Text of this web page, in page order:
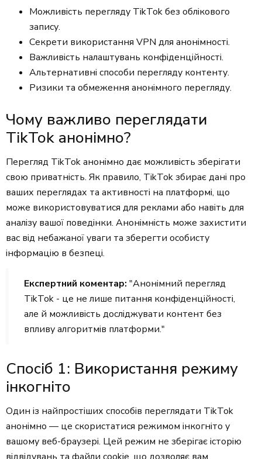
Можливість перегляду TikTok без облікового
запису.
Секрети використання VPN для анонімності.
Важливість налаштувань конфіденційності.
Альтернативні способи перегляду контенту.
Ризики та обмеження анонімного перегляду.
Чому важливо переглядати
TikTok анонімно?
Перегляд TikTok анонімно дає можливість зберігати
свою приватність. Як правило, TikTok збирає дані про
ваших переглядах та активності на платформі, що
може використовуватися для реклами або навіть для
аналізу вашої поведінки. Анонімність може захистити
вас від небажаної уваги та зберегти особисту
інформацію в безпеці.
Експертний коментар: "Анонімний перегляд
TikTok - це не лише питання конфіденційності,
але й можливість досліджувати контент без
впливу алгоритмів платформи."
Спосіб 1: Використання режиму
інкогніто
Один із найпростіших способів переглядати TikTok
анонімно — це скористатися режимом інкогніто у
вашому веб-браузері. Цей режим не зберігає історію